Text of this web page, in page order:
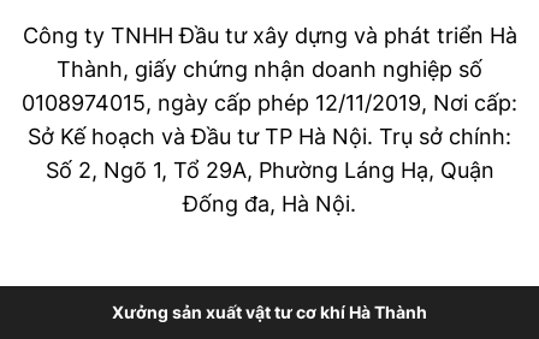
Công ty TNHH Đầu tư xây dựng và phát triển Hà
Thành, giấy chứng nhận doanh nghiệp số
0108974015, ngày cấp phép 12/11/2019, Nơi cấp:
Sở Kế hoạch và Đầu tư TP Hà Nội. Trụ sở chính:
Số 2, Ngõ 1, Tổ 29A, Phường Láng Hạ, Quận
Đống đa, Hà Nội.
Xưởng sản xuất vật tư cơ khí Hà Thành